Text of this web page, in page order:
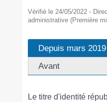
Vérifié le 24/05/2022 -
administrative (Première
Depuis mars 2019
Avant
Le titre d'identité